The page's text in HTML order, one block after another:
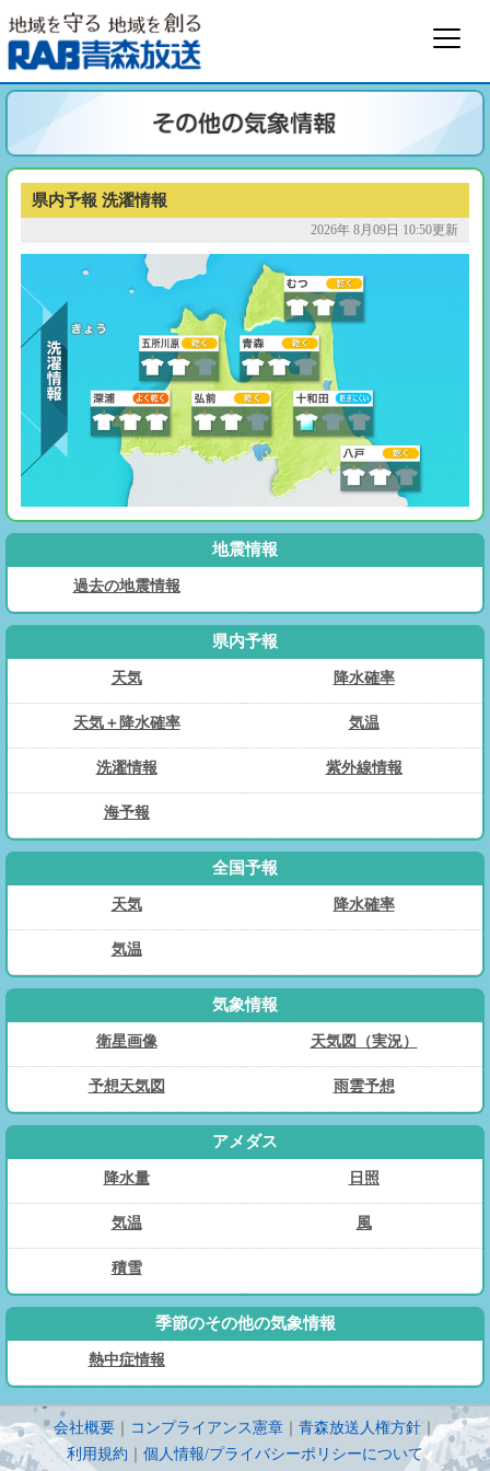
県内予報 洗濯情報
2026年 8月09日 10:50更新
地震情報
過去の地震情報
県内予報
天気 降水確率
天気＋降水確率 気温
洗濯情報 紫外線情報
海予報
全国予報
天気 降水確率
気温
気象情報
衛星画像 天気図（実況）
予想天気図 雨雲予想
アメダス
降水量 日照
気温 風
積雪
季節のその他の気象情報
熱中症情報
会社概要 コンプライアンス憲章 青森放送人権方針｜
利用規約
個人情報/プライバシーポリシーについて